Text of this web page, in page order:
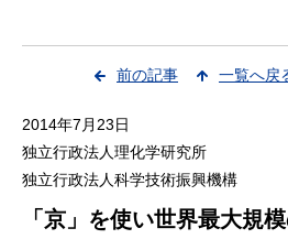
前の記事 一覧へ戻
2014年7月23日
独立行政法人理化学研究所
独立行政法人科学技術振興機構
「京」を使い世界最大規